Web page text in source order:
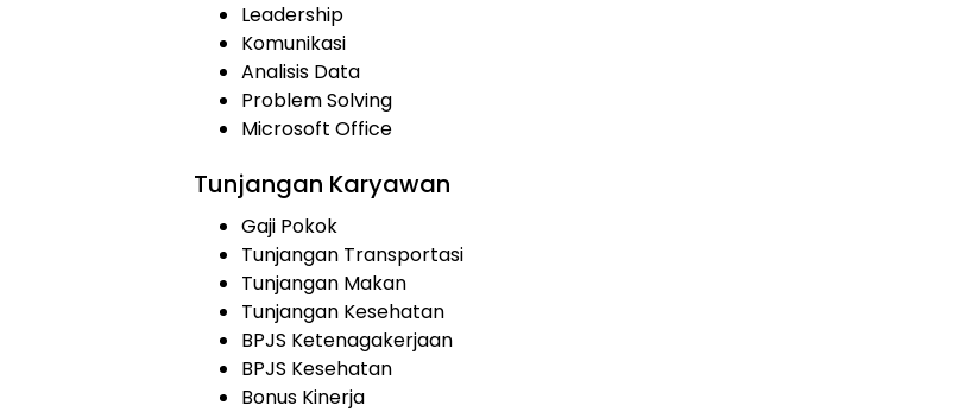
Leadership
Komunikasi
Analisis Data
Problem Solving
Microsoft Office
Tunjangan Karyawan
Gaji Pokok
Tunjangan Transportasi
Tunjangan Makan
Tunjangan Kesehatan
BPJS Ketenagakerjaan
BPJS Kesehatan
Bonus Kinerja